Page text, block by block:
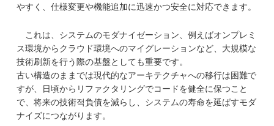
やすく、仕様変更や機能追加に迅速かつ安全に対応できます。
これは、システムのモダナイゼーション、例えばオンプレミ
ス環境からクラウド環境へのマイグレーションなど、大規模な
技術刷新を行う際の基盤としても重要です。
古い構造のままでは現代的なアーキテクチャへの移行は困難で
すが、日頃からリファクタリングでコードを健全に保つこと
で、将来の技術적負債を減らし、システムの寿命を延ばすモダ
ナイズにつながります。